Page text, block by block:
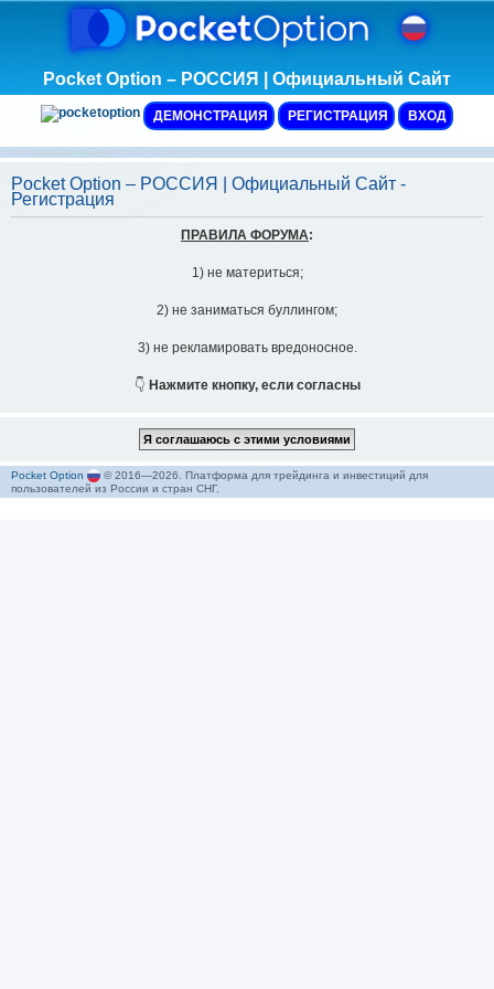
Pocket Option – РОССИЯ | Официальный Сайт
ДЕМОНСТРАЦИЯ РЕГИСТРАЦИЯ ВХОД
Pocket Option – РОССИЯ | Официальный Сайт -
Регистрация
ПРАВИЛА ФОРУМА:
1) не материться;
2) не заниматься буллингом;
3) не рекламировать вредоносное.
👇 Нажмите кнопку, если согласны
Pocket Option
© 2016—2026. Платформа для трейдинга и инвестиций для
пользователей из России и стран СНГ.